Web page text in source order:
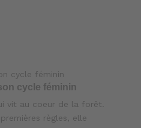
cycle féminin
vit au coeur de la forêt.
règles, elle